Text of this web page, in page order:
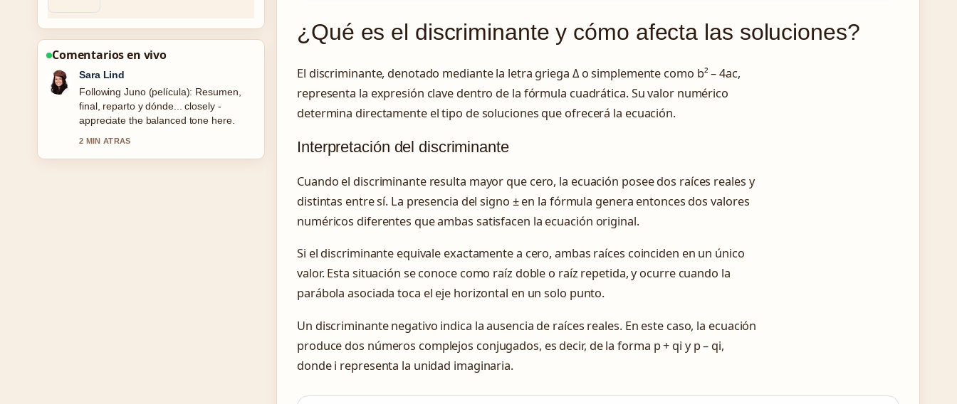
¿Qué es el discriminante y cómo afecta las soluciones?
El discriminante, denotado mediante la letra griega Δ o simplemente como b² – 4ac,
representa la expresión clave dentro de la fórmula cuadrática. Su valor numérico
determina directamente el tipo de soluciones que ofrecerá la ecuación.
Interpretación del discriminante
Cuando el discriminante resulta mayor que cero, la ecuación posee dos raíces reales y
distintas entre sí. La presencia del signo ± en la fórmula genera entonces dos valores
numéricos diferentes que ambas satisfacen la ecuación original.
Si el discriminante equivale exactamente a cero, ambas raíces coinciden en un único
valor. Esta situación se conoce como raíz doble o raíz repetida, y ocurre cuando la
parábola asociada toca el eje horizontal en un solo punto.
Un discriminante negativo indica la ausencia de raíces reales. En este caso, la ecuación
produce dos números complejos conjugados, es decir, de la forma p + qi y p – qi,
donde i representa la unidad imaginaria.
Comentarios en vivo
Ethan Collins
Useful context on Pruebas físicas
Policía Nacional 2026: guía completa.
Please keep this live thread updated.
4 MIN ATRAS